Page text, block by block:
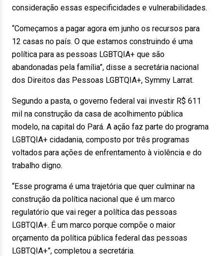
consideração essas especificidades e vulnerabilidades.
“Começamos a pagar agora em junho os recursos para
12 casas no país. O que estamos construindo é uma
política para as pessoas LGBTQIA+ que são
abandonadas pela família”, disse a secretária nacional
dos Direitos das Pessoas LGBTQIA+, Symmy Larrat.
Segundo a pasta, o governo federal vai investir R$ 611
mil na construção da casa de acolhimento pública
modelo, na capital do Pará. A ação faz parte do programa
LGBTQIA+ cidadania, composto por três programas
voltados para ações de enfrentamento à violência e do
trabalho digno.
“Esse programa é uma trajetória que quer culminar na
construção da política nacional que é um marco
regulatório que vai reger a política das pessoas
LGBTQIA+. É um marco porque compõe o maior
orçamento da política pública federal das pessoas
LGBTQIA+”, completou a secretária.